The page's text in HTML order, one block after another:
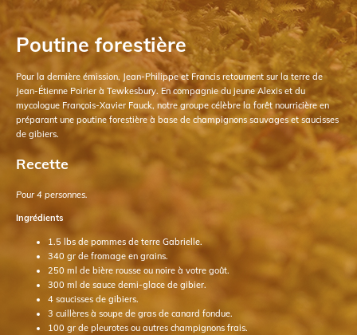
Poutine forestière
Pour la dernière émission, Jean-Philippe et Francis retournent sur la terre de
Jean-Étienne Poirier à Tewkesbury. En compagnie du jeune Alexis et du
mycologue François-Xavier Fauck, notre groupe célèbre la forêt nourricière en
préparant une poutine forestière à base de champignons sauvages et saucisses
de gibiers.
Recette
Pour 4 personnes.
Ingrédients
1.5 lbs de pommes de terre Gabrielle.
340 gr de fromage en grains.
250 ml de bière rousse ou noire à votre goût.
300 ml de sauce demi-glace de gibier.
4 saucisses de gibiers.
3 cuillères à soupe de gras de canard fondue.
100 gr de pleurotes ou autres champignons frais.